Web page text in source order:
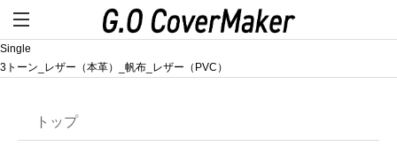
Single
3トーン_レザー（本革）_帆布_レザー（PVC）
トップ